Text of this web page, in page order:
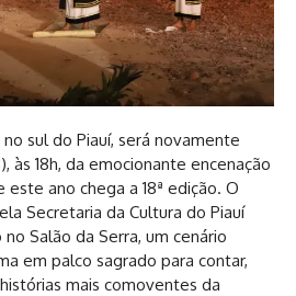
sul do Piauí, será novamente
às 18h, da emocionante encenação
este ano chega a 18ª edição. O
Secretaria da Cultura do Piauí
Salão da Serra, um cenário
em palco sagrado para contar,
mais comoventes da